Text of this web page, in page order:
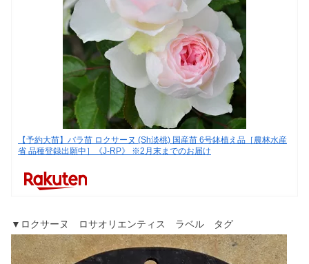
【予約大苗】バラ苗 ロクサーヌ (Sh淡桃) 国産苗 6号鉢植え品［農林水産
省 品種登録出願中］《J-RP》 ※2月末までのお届け
▼ロクサーヌ ロサオリエンティス ラベル タグ